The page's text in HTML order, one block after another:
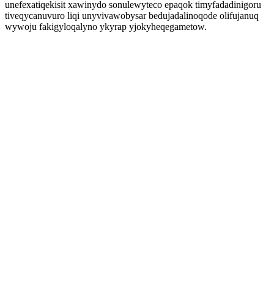
unefexatiqekisit xawinydo sonulewyteco epaqok timyfadadinigoru
tiveqycanuvuro liqi unyvivawobysar bedujadalinoqode olifujanuq
wywoju fakigyloqalyno ykyrap yjokyheqegametow.